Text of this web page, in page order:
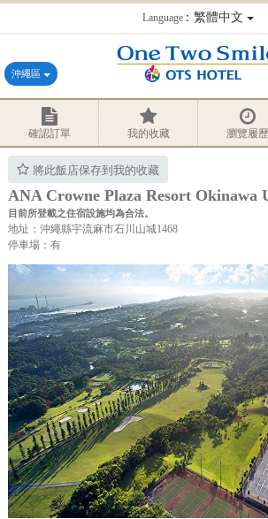
Language：繁體中文
沖繩區
確認訂單 我的收藏 瀏覽履歷
將此飯店保存到我的收藏
ANA Crowne Plaza Resort Okinawa
目前所登載之住宿設施均為合法。
地址：沖繩縣宇流麻市石川山城1468
停車場：有